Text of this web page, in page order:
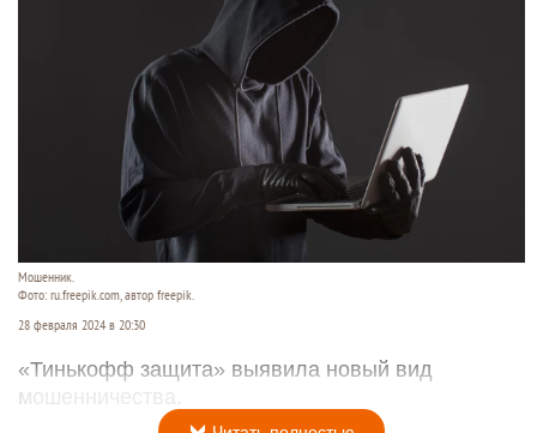
Мошенник.
Фото: ru.freepik.com, автор freepik.
28 февраля 2024 в 20:30
«Тинькофф защита» выявила новый вид
мошенничества.